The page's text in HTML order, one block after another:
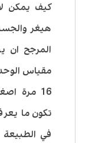
كيف يمكن
هيغر
المرجح ان
مقياس
16 مرة
تكون ما
في